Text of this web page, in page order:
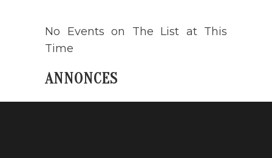
No Events on The List at This
Time
ANNONCES